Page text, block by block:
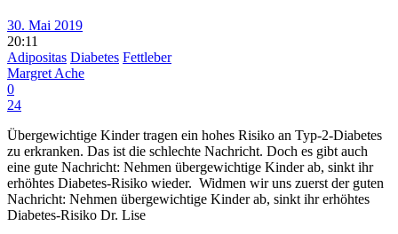
30. Mai 2019
20:11
Adipositas Diabetes Fettleber
Margret Ache
0
24
Übergewichtige Kinder tragen ein hohes Risiko an Typ-2-Diabetes
zu erkranken. Das ist die schlechte Nachricht. Doch es gibt auch
eine gute Nachricht: Nehmen übergewichtige Kinder ab, sinkt ihr
erhöhtes Diabetes-Risiko wieder. Widmen wir uns zuerst der guten
Nachricht: Nehmen übergewichtige Kinder ab, sinkt ihr erhöhtes
Diabetes-Risiko Dr. Lise